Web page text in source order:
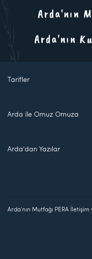
Arda'nın
Arda'nın
Tarifler
Arda ile Omuz Omuza
Arda'dan Yazılar
Arda'nın Mutfağı PERA İletişim